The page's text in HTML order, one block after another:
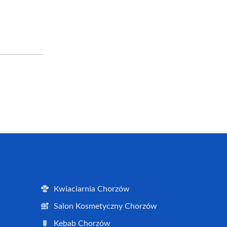
Kwiaciarnia Chorzów
Salon Kosmetyczny Chorzów
Kebab Chorzów